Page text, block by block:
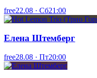
free22.08 · Сб21:00
Елена Штемберг
free28.08 · Пт20:00